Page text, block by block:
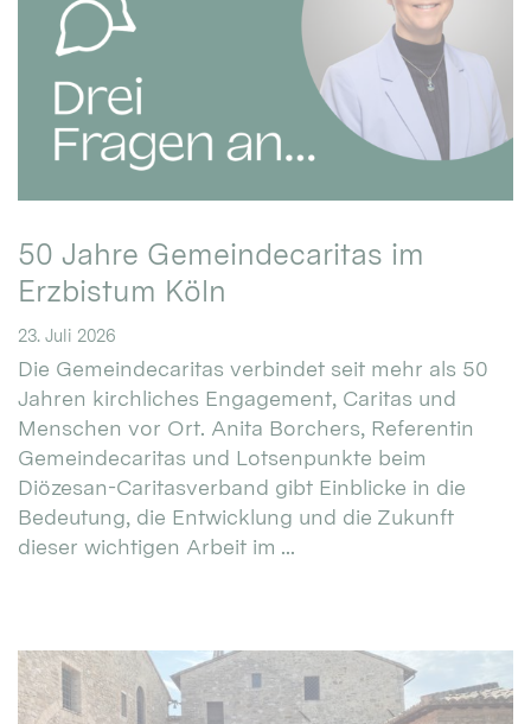
50 Jahre Gemeindecaritas im
Erzbistum Köln
23. Juli 2026
Die Gemeindecaritas verbindet seit mehr als 50
Jahren kirchliches Engagement, Caritas und
Menschen vor Ort. Anita Borchers, Referentin
Gemeindecaritas und Lotsenpunkte beim
Diözesan-Caritasverband gibt Einblicke in die
Bedeutung, die Entwicklung und die Zukunft
dieser wichtigen Arbeit im ...